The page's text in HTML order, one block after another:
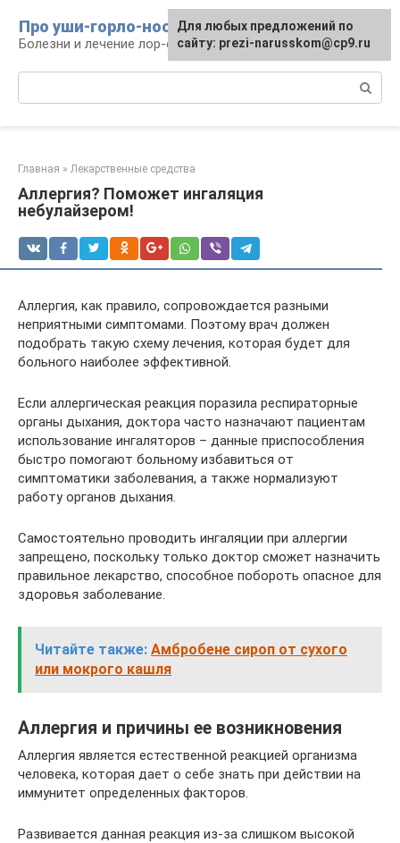
контенту
Про уши-горло-нос
Болезни и лечение лор-органов
Главная » Лекарственные средства
Аллергия? Поможет ингаляция
небулайзером!
Аллергия, как правило, сопровождается разными
неприятными симптомами. Поэтому врач должен
подобрать такую схему лечения, которая будет для
больного наиболее эффективной.
Если аллергическая реакция поразила респираторные
органы дыхания, доктора часто назначают пациентам
использование ингаляторов – данные приспособления
быстро помогают больному избавиться от
симптоматики заболевания, а также нормализуют
работу органов дыхания.
Самостоятельно проводить ингаляции при аллергии
запрещено, поскольку только доктор сможет назначить
правильное лекарство, способное побороть опасное для
здоровья заболевание.
Читайте также: Амбробене сироп от сухого
или мокрого кашля
Аллергия и причины ее возникновения
Аллергия является естественной реакцией организма
человека, которая дает о себе знать при действии на
иммунитет определенных факторов.
Развивается данная реакция из-за слишком высокой
Для любых предложений по
сайту: prezi-narusskom@cp9.ru